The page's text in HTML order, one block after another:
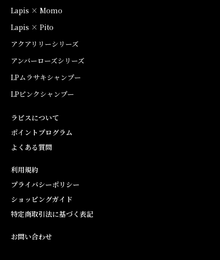
Lapis × Momo
Lapis × Pito
アクアリリーシリーズ
アンバーローズシリーズ
LPムラサキシャンプー
LPピンクシャンプー
ラピスについて
ポイントプログラム
よくある質問
利用規約
プライバシーポリシー
ショッピングガイド
特定商取引法に基づく表記
お問い合わせ